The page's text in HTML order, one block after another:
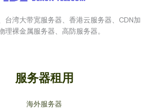
台湾大带宽服务器、香港云服务器、CDN加
理裸金属服务器、高防服务器。
服务器租用
海外服务器